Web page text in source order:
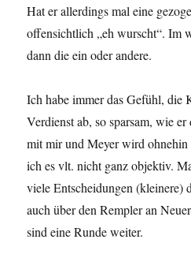
Hat er allerdings mal eine
offensichtlich „eh wurscht“. Im
dann die ein oder andere.
Ich habe immer das Gefühl, die
Verdienst ab, so sparsam, wie
mit mir und Meyer wird ohnehin
ich es vlt. nicht ganz objektiv.
viele Entscheidungen (kleinere)
auch über den Rempler an
sind eine Runde weiter.